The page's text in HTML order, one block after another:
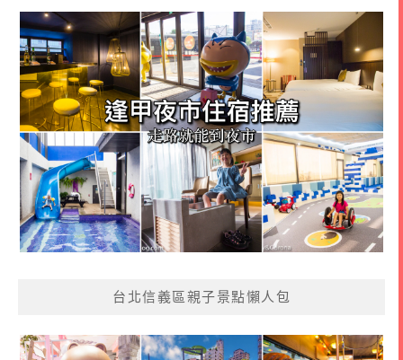
台北信義區親子景點懶人包